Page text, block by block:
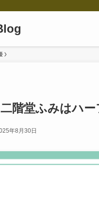
二階堂ふみはハ
年8月30日